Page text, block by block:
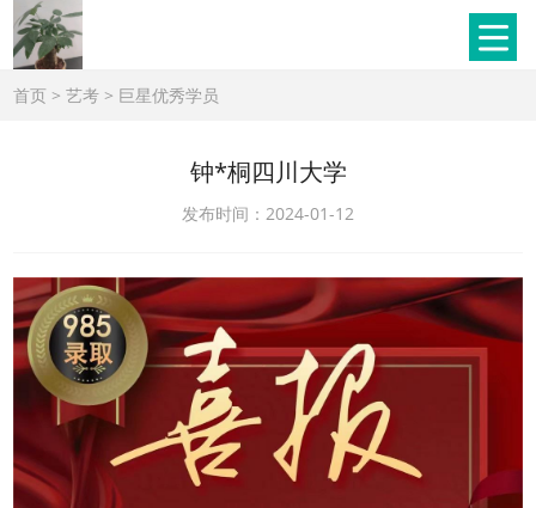
首页 >艺考 > 巨星优秀学员
钟*桐四川大学
发布时间：2024-01-12